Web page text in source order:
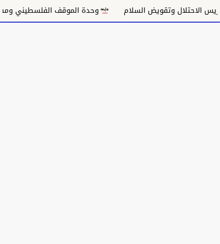
وتقويض السلام وحدة الموقف الفلسطيني ومسار